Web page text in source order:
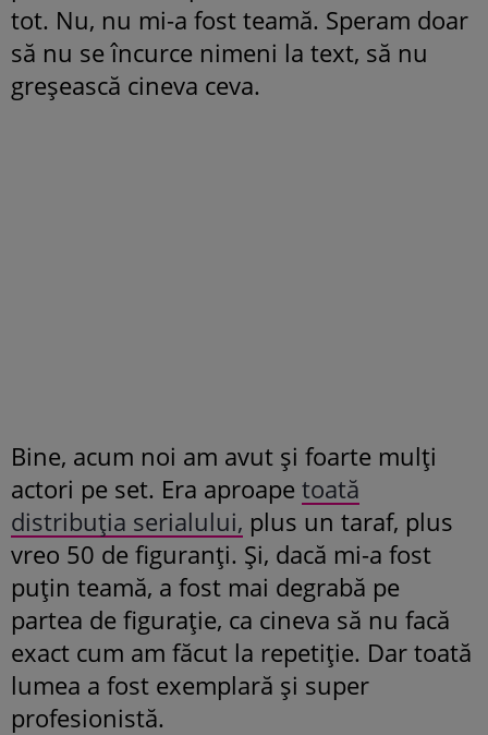
tot. Nu, nu mi-a fost teamă. Speram doar
să nu se încurce nimeni la text, să nu
greșească cineva ceva.
Bine, acum noi am avut și foarte mulți
actori pe set. Era aproape toată
distribuția serialului, plus un taraf, plus
vreo 50 de figuranți. Și, dacă mi-a fost
puțin teamă, a fost mai degrabă pe
partea de figurație, ca cineva să nu facă
exact cum am făcut la repetiție. Dar toată
lumea a fost exemplară și super
profesionistă.